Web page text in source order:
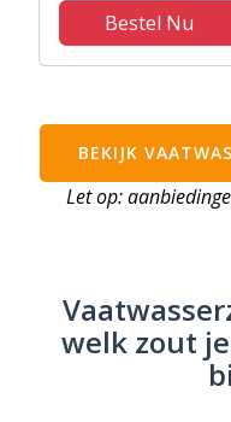
Voorkomt
Kalkafzetting |
Vaatwasser zout |
Vaatwasverfrisser
Bestel Nu
BEKIJK
Let op:
welk zout